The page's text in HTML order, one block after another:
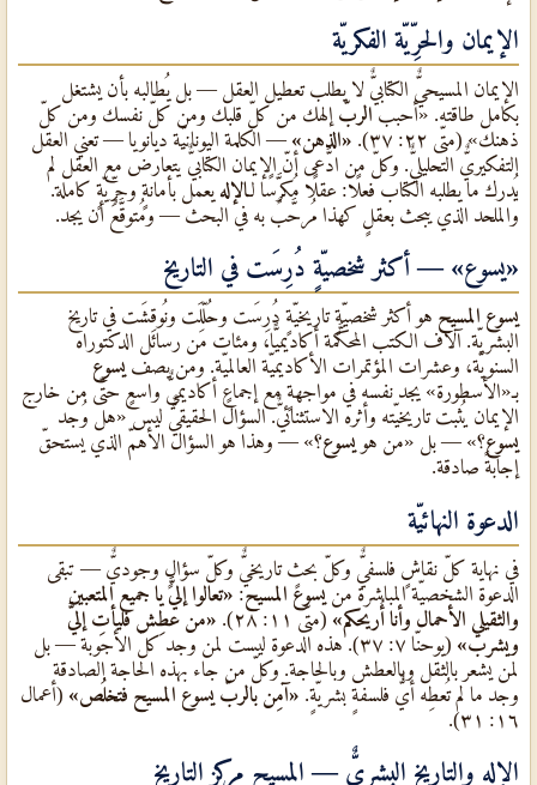
الإيمان والحرِّيّة الفكريّة
الإيمان المسيحيٌّ الكتابيٌّ لا يطلب تعطيل العقل — بل يُطالبه بأن يشتغل
بكامل طاقته. «أحبب الربّ إلهك من كلّ قلبك ومن كلّ نفسك ومن كلّ
ذهنك» (متّى ٢٢: ٣٧).
«الذهن» — الكلمة اليونانيّة ديانويا — تعني العقل
التفكيريٌّ التحليليٌّ. وكلّ من ادَّعى أنّ الإيمان الكتابيٌّ يتعارض مع العقل لم
يُدرك ما يطلبه الكتاب فعلًا: عقلًا مُكرَّسًا لـالإله يعمل بأمانةٍ وحرِّيّةٍ كاملة.
والملحد الذي يبحث بعقلٍ كهذا مُرحَّبٌ به في البحث — ومُتوقَّعٌ أن يجد.
«يسوع» — أكثر شخصيّةٍ دُرِسَت في التاريخ
يسوع المسيح هو أكثر شخصيّةٍ تاريخيّةٍ دُرِسَت وحُلِّلَت ونُوقِشَت في تاريخ
البشريّة. آلاف الكتب المحكَّمة أكاديميًّا، ومئات من رسائل الدكتوراه
السنويّة، وعشرات المؤتمرات الأكاديميّة العالميّة. ومن يصف يسوع
بـ«الأسطورة» يجد نفسه في مواجهةٍ مع إجماعٍ أكاديميٌّ واسعٍ حتّى من خارج
الإيمان يُثبت تاريخيّته وأثره الاستثنائيٌّ. السؤال الحقيقيٌّ ليس «هل وُجد
يسوع؟» — بل «من هو يسوع؟» — وهذا هو السؤال الأهمّ الذي يستحقّ
إجابةً صادقة.
الدعوة النهائيّة
في نهاية كلّ نقاشٍ فلسفيٌّ وكلّ بحثٍ تاريخيٌّ وكلّ سؤالٍ وجوديٌّ — تبقى
الدعوة الشخصيّة المباشرة من يسوع المسيح: «تعالوا إليَّ يا جميع المتعبين
والثقيلي الأحمال وأنا أُريحكم» (متّى ١١: ٢٨).
«من عطِش فليأتِ إليَّ
ويشرب»
(يوحنّا ٧: ٣٧). هذه الدعوة ليست لمن وجد كلّ الأجوبة — بل
لمن يشعر بالثقل وبالعطش وبالحاجة. وكلّ من جاء بهذه الحاجة الصادقة
وجد ما لم تُعطِه أيٌّ فلسفةٍ بشريّةٍ. «آمِن بالربّ يسوع المسيح فتخلُص» (أعمال
١٦: ٣١).
الإله والتاريخ البشريٌّ — المسيح مركز التاريخ